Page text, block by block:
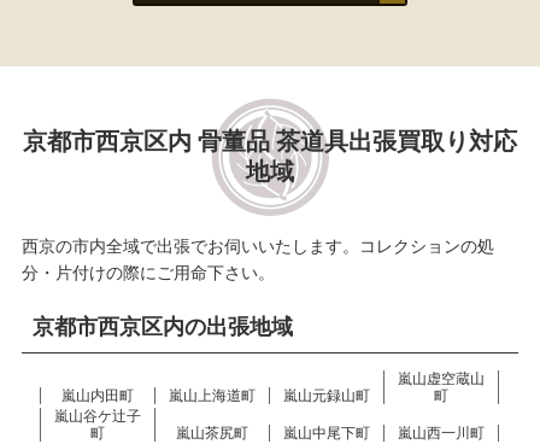
京都市西京区内 骨董品 茶道具出張買取り対応
地域
西京の市内全域で出張でお伺いいたします。コレクションの処
分・片付けの際にご用命下さい。
京都市西京区内の出張地域
嵐山内田町 嵐山上海道町 嵐山元録山町
嵐山虚空蔵山
町
嵐山谷ケ辻子
町
嵐山茶尻町 嵐山中尾下町 嵐山西一川町